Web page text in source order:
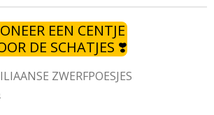
EEN CENTJE
DE SCHATJES ❣️
ZWERFPOESJES